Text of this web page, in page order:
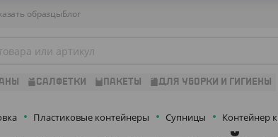
образцыБлог
САЛФЕТКИ ПАКЕТЫ ДЛЯ УБОРКИ И ГИГИЕНЫ
Пластиковые контейнеры Супницы Контейнер